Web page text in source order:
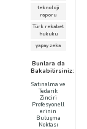
teknoloji
raporu
Türk rekabet
hukuku
yapay zeka
Bunlara da
Bakabilirsiniz:
Satınalma ve
Tedarik
Zinciri
Profesyonell
erinin
Buluşma
Noktası